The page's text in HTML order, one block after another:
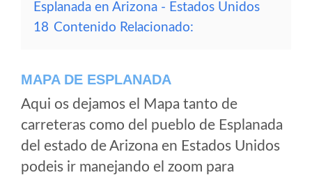
Esplanada en Arizona - Estados Unidos
18 Contenido Relacionado:
MAPA DE ESPLANADA
Aqui os dejamos el Mapa tanto de
carreteras como del pueblo de Esplanada
del estado de Arizona en Estados Unidos
podeis ir manejando el zoom para